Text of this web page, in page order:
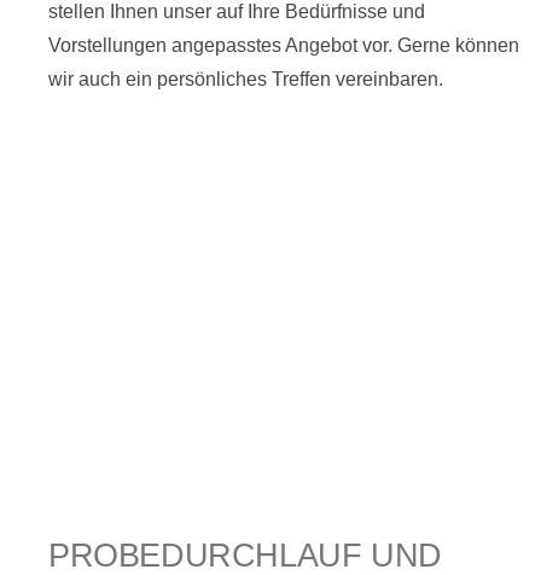
stellen Ihnen unser auf Ihre Bedürfnisse und
Vorstellungen angepasstes Angebot vor. Gerne können
wir auch ein persönliches Treffen vereinbaren.
PROBEDURCHLAUF UND